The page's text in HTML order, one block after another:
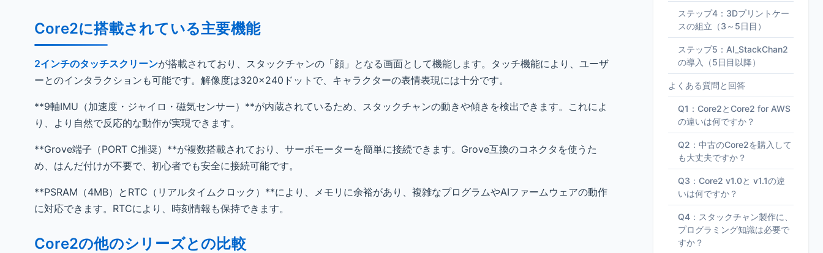
Core2に搭載されている主要機能
2インチのタッチスクリーンが搭載されており、スタックチャンの「顔」となる画面として機能します。タッチ機能により、ユーザ
ーとのインタラクションも可能です。解像度は320×240ドットで、キャラクターの表情表現には十分です。
**9軸IMU（加速度・ジャイロ・磁気センサー）**が内蔵されているため、スタックチャンの動きや傾きを検出できます。これによ
り、より自然で反応的な動作が実現できます。
**Grove端子（PORT C推奨）**が複数搭載されており、サーボモーターを簡単に接続できます。Grove互換のコネクタを使うた
め、はんだ付けが不要で、初心者でも安全に接続可能です。
**PSRAM（4MB）とRTC（リアルタイムクロック）**により、メモリに余裕があり、複雑なプログラムやAIファームウェアの動作
に対応できます。RTCにより、時刻情報も保持できます。
Core2の他のシリーズとの比較
ステップ4：3Dプリントケー
スの組立（3～5日目）
ステップ5：AI_StackChan2
の導入（5日目以降）
よくある質問と回答
Q1：Core2とCore2 for AWS
の違いは何ですか？
Q2：中古のCore2を購入して
も大丈夫ですか？
Q3：Core2 v1.0と v1.1の違
いは何ですか？
Q4：スタックチャン製作に、
プログラミング知識は必要で
すか？